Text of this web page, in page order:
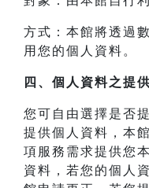
方式：本館將透過
用您的個人資料。
四、 個人資料之提供
您可自由選擇是否
提供個人資料，本
項服務需求提供您
資料，若您的個人